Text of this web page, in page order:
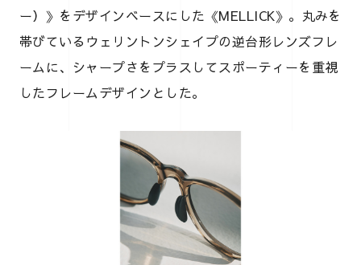
ー）》をデザインベースにした《MELLICK》。丸みを
帯びているウェリントンシェイプの逆台形レンズフレ
ームに、シャープさをプラスしてスポーティーを重視
したフレームデザインとした。